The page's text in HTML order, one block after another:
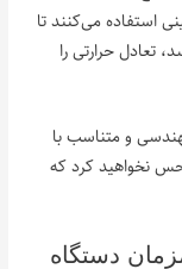
استفاده می‌کنند تا
تعادل حرارتی را
و متناسب با
نخواهید کرد که
دستگاه